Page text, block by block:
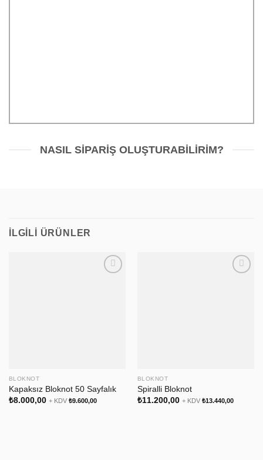
NASIL SIPARIŞ OLUŞTURABILIRIM?
İLGILI ÜRÜNLER
BLOKNOT
Kapaksız Bloknot 50 Sayfalık
₺8.000,00 + KDV ₺9.600,00
BLOKNOT
Spiralli Bloknot
₺11.200,00 + KDV ₺13.440,00